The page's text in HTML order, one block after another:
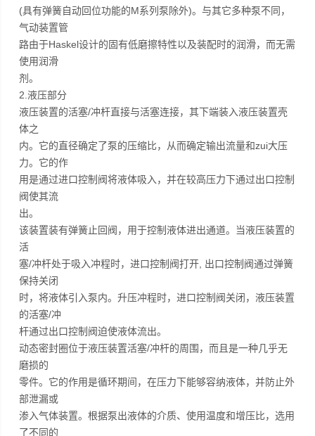
(具有弹簧自动回位功能的M系列泵除外)。与其它多种泵不同，
气动装置管
路由于Haskel设计的固有低磨擦特性以及装配时的润滑，而无需
使用润滑
剂。
2.液压部分
液压装置的活塞/冲杆直接与活塞连接，其下端装入液压装置壳
体之
内。它的直径确定了泵的压缩比，从而确定输出流量和zui大压
力。它的作
用是通过进口控制阀将液体吸入，并在较高压力下通过出口控制
阀使其流
出。
该装置装有弹簧止回阀，用于控制液体进出通道。当液压装置的
活
塞/冲杆处于吸入冲程时，进口控制阀打开, 出口控制阀通过弹簧
保持关闭
时，将液体引入泵内。升压冲程时，进口控制阀关闭，液压装置
的活塞/冲
杆通过出口控制阀迫使液体流出。
动态密封圈位于液压装置活塞/冲杆的周围，而且是一种几乎无
磨损的
零件。它的作用是循环期间，在压力下能够容纳液体，并防止外
部泄漏或
渗入气体装置。根据泵出液体的介质、使用温度和增压比，选用
了不同的